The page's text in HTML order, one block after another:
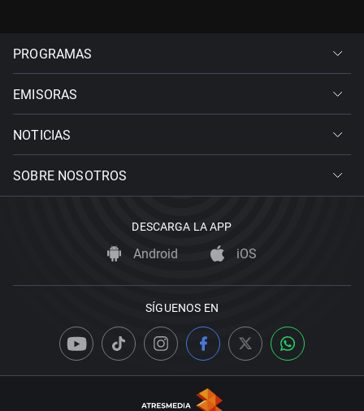
PROGRAMAS
EMISORAS
NOTICIAS
SOBRE NOSOTROS
DESCARGA LA APP
Android iOS
SÍGUENOS EN